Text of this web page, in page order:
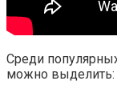
Среди
можно выделить: